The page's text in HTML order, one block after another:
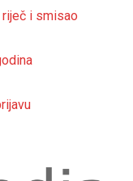
i smisao